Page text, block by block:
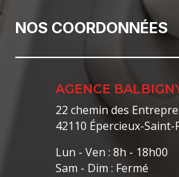
NOS COORDONNÉES
AGENCE
22 chemin des
42110 Épercieux-Saint-
Lun - Ven : 8h - 18h00
Sam - Dim : Fermé